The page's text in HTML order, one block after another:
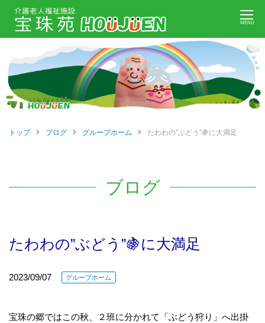
Skip
MENU
トップ ブログ グループホーム たわわの”ぶどう”🍇に大満足
ブログ
たわわの”ぶどう”🍇に大満足
2023/09/07 グループホーム
宝珠の郷ではこの秋、２班に分かれて「ぶどう狩り」へ出掛